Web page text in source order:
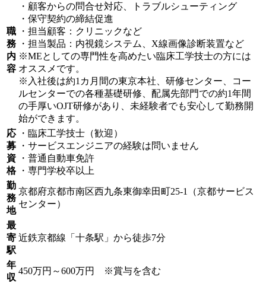
職
務
内
容
・顧客からの問合せ対応、トラブルシューティング
・保守契約の締結促進
・担当顧客：クリニックなど
・担当製品：内視鏡システム、X線画像診断装置など
※MEとしての専門性を高めたい臨床工学技士の方には
オススメです。
※入社後は約1カ月間の東京本社、研修センター、コー
ルセンターでの各種基礎研修、配属先部門での約1年間
の手厚いOJT研修があり、未経験者でも安心して勤務開
始ができます。
応
募
資
格
・臨床工学技士（歓迎）
・サービスエンジニアの経験は問いません
・普通自動車免許
・専門学校卒以上
勤
務
地
京都府京都市南区西九条東御幸田町25-1（京都サービス
センター）
最
寄
駅
近鉄京都線「十条駅」から徒歩7分
年
収
450万円～600万円 ※賞与を含む